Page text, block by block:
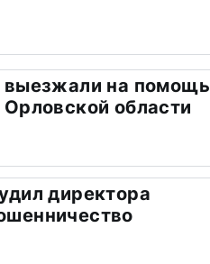
выезжали на помощь
области
директора